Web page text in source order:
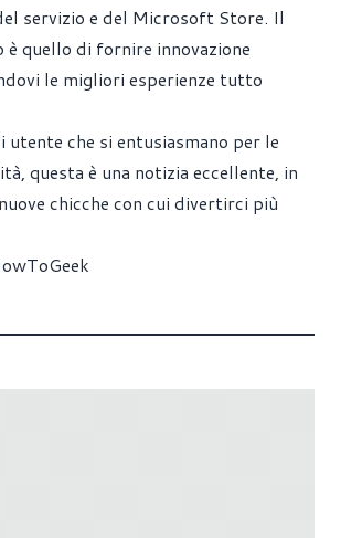
servizio e del Microsoft Store. Il
quello di fornire innovazione
le migliori esperienze tutto
utente che si entusiasmano per le
questa è una notizia eccellente, in
chicche con cui divertirci più